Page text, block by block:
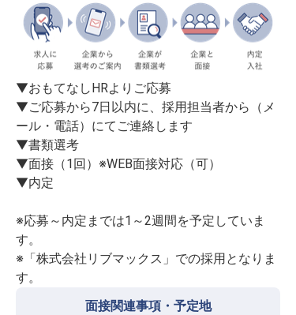
▼おもてなしHRよりご応募
▼ご応募から7日以内に、採用担当者から（メ
ール・電話）にてご連絡します
▼書類選考
▼面接（1回）※WEB面接対応（可）
▼内定
※応募～内定までは1～2週間を予定していま
す。
※「株式会社リブマックス」での採用となりま
す。
面接関連事項・予定地